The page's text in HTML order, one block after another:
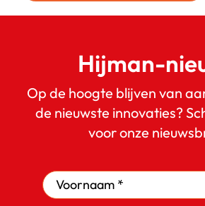
Hijman-
Op de hoogte blijven van
de nieuwste innovaties?
voor onze